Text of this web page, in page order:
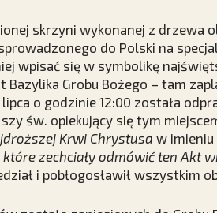
skrzyni wykonanej z drzewa
do Polski na
wpisać się w symbolikę
Bazylika Grobu Bożego – tam
o godzinie 12:00 została
św. opiekujący się tym
Krwi Chrystusa w imieniu
zechciały odmówić ten Akt
i pobłogosławił wszystkim